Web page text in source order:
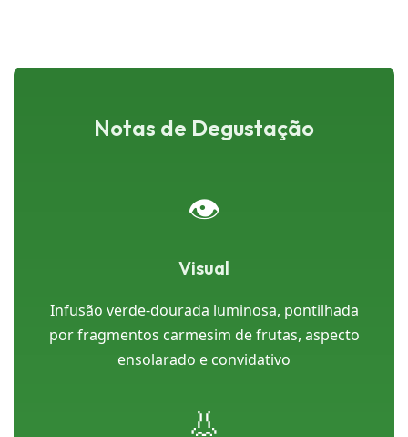
Notas de Degustação
👁️
Visual
Infusão verde-dourada luminosa, pontilhada
por fragmentos carmesim de frutas, aspecto
ensolarado e convidativo
👃